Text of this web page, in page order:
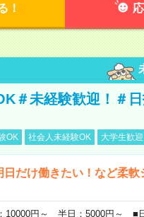
！
＃未経験歓迎！＃
OK 社会人未経験OK 大学生歓迎
日だけ働きたい！など柔
10000円～ 半日：5000円～ ■